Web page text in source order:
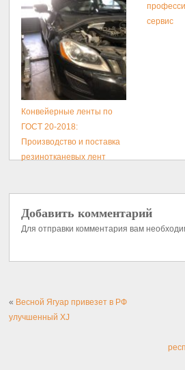
сервис
Конвейерные ленты по
ГОСТ 20-2018:
Производство и поставка
резинотканевых лент
Добавить комментарий
Для отправки комментария вам
« Весной Ягуар привезет в РФ
улучшенный XJ